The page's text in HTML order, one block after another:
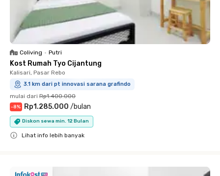
Coliving • Putri
Kost Rumah Tyo Cijantung
Kalisari, Pasar Rebo
3.1 km dari pt innovasi sarana grafindo
mulai dari Rp1.400.000
-8% Rp1.285.000 /bulan
Diskon sewa min. 12 Bulan
Lihat info lebih banyak